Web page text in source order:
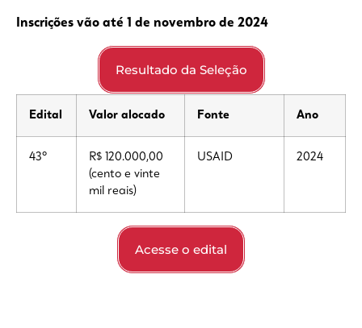
Inscrições vão até 1 de novembro de 2024
Resultado da Seleção
Edital Valor alocado Fonte Ano
43º
R$ 120.000,00
(cento e vinte
mil reais)
USAID 2024
Acesse o edital